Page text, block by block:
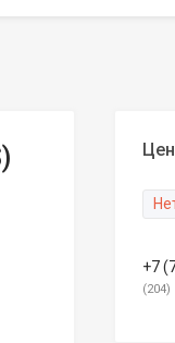
+7
204